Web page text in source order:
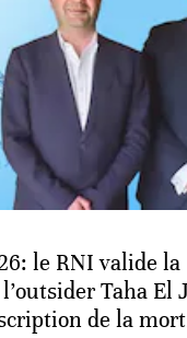
le RNI valide la
Taha El
de la